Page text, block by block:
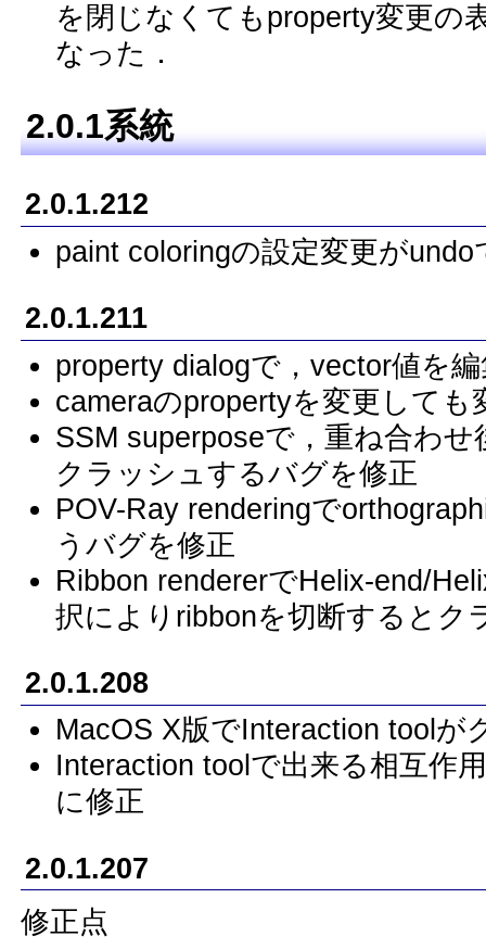
を閉じなくてもproperty変更の
なった．
2.0.1系統
2.0.1.212
paint coloringの設定変更が
2.0.1.211
property dialogで，vector値を
cameraのpropertyを変更して
SSM superposeで，重ね合わ
クラッシュするバグを修正
POV-Ray renderingで
うバグを修正
Ribbon rendererでHelix-end/
択によりribbonを切断するとク
2.0.1.208
MacOS X版でInteraction toolが
Interaction toolで出来る相互作
に修正
2.0.1.207
修正点